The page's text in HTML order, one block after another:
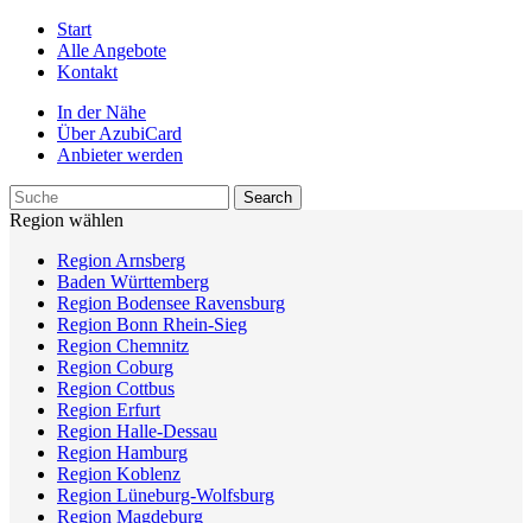
Start
Alle Angebote
Kontakt
In der Nähe
Über AzubiCard
Anbieter werden
Region wählen
Region Arnsberg
Baden Württemberg
Region Bodensee Ravensburg
Region Bonn Rhein-Sieg
Region Chemnitz
Region Coburg
Region Cottbus
Region Erfurt
Region Halle-Dessau
Region Hamburg
Region Koblenz
Region Lüneburg-Wolfsburg
Region Magdeburg